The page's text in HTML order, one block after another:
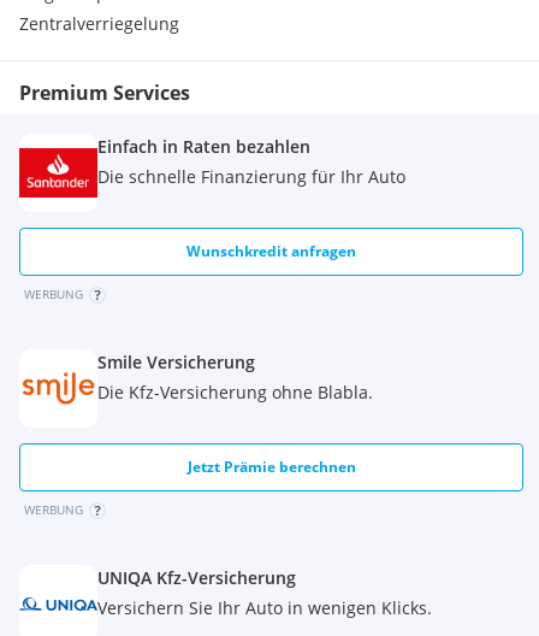
Zentralverriegelung
Premium Services
Einfach in Raten bezahlen
Die schnelle Finanzierung für Ihr Auto
Wunschkredit anfragen
WERBUNG
Smile Versicherung
Die Kfz-Versicherung ohne Blabla.
Jetzt Prämie berechnen
WERBUNG
UNIQA Kfz-Versicherung
Versichern Sie Ihr Auto in wenigen Klicks.